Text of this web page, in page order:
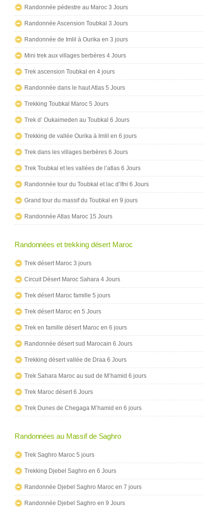
Randonnée pédestre au Maroc 3 Jours
Randonnée Ascension Toubkal 3 Jours
Randonnée de Imlil à Ourika en 3 jours
Mini trek aux villages berbères 4 Jours
Trek ascension Toubkal en 4 jours
Randonnée dans le haut Atlas 5 Jours
Trekking Toubkal Maroc 5 Jours
Trek d’ Oukaimeden au Toubkal 6 Jours
Trekking de vallée Ourika à Imlil en 6 jours
Trek dans les villages berbères 6 Jours
Trek Toubkal et les vallées de l’atlas 6 Jours
Randonnée tour du Toubkal et lac d’Ifni 6 Jours
Grand tour du massif du Toubkal en 9 jours
Randonnée Atlas Maroc 15 Jours
Randonnées et trekking désert Maroc
Trek désert Maroc 3 jours
Circuit Désert Maroc Sahara 4 Jours
Trek désert Maroc famille 5 jours
Trek désert Maroc en 5 Jours
Trek en famille désert Maroc en 6 jours
Randonnée désert sud Marocain 6 Jours
Trekking désert vallée de Draa 6 Jours
Trek Sahara Maroc au sud de M’hamid 6 jours
Trek Maroc désert 6 Jours
Trek Dunes de Chegaga M’hamid en 6 jours
Randonnées au Massif de Saghro
Trek Saghro Maroc 5 jours
Trekking Djebel Saghro en 6 Jours
Randonnée Djebel Saghro Maroc en 7 jours
Randonnée Djebel Saghro en 9 Jours